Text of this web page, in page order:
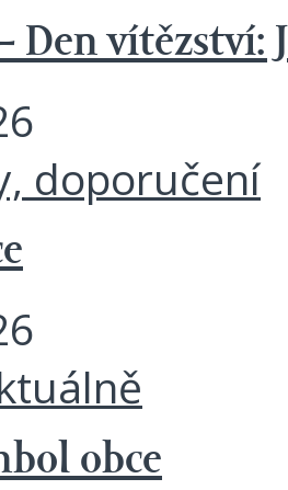
Den vítězství:
doporučení
obce